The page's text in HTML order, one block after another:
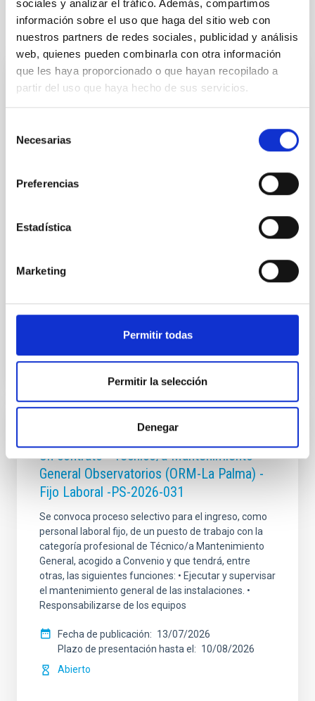
sociales y analizar el tráfico. Además, compartimos
información sobre el uso que haga del sitio web con
nuestros partners de redes sociales, publicidad y análisis
web, quienes pueden combinarla con otra información
que les haya proporcionado o que hayan recopilado a
partir del uso que haya hecho de sus servicios.
Necesarias
Preferencias
Estadística
Marketing
Permitir todas
Permitir la selección
Denegar
Te puede interesar
FIJO TURNO LIBRE
Un contrato - Técnico/a de Taller -
Especialidad Mecánica- Fijo Laboral - PS-
2026-032
Se convoca proceso selectivo para el ingreso, como
personal laboral fijo, de un puesto de trabajo con la
al Convenio y que tendrá, entre otras, las siguientes
funciones: Realización de trabajos de fabricación
Plazo de presentación hasta el
10/08/2026
Un contrato - Técnico/a Mantenimiento
General Observatorios (ORM-La Palma) -
Fijo Laboral -PS-2026-031
Se convoca proceso selectivo para el ingreso, como
personal laboral fijo, de un puesto de trabajo con la
categoría profesional de Técnico/a Mantenimiento
General, acogido a Convenio y que tendrá, entre
otras, las siguientes funciones: • Ejecutar y supervisar
el mantenimiento general de las instalaciones. •
Responsabilizarse de los equipos
Fecha de publicación
13/07/2026
Plazo de presentación hasta el
10/08/2026
Abierto